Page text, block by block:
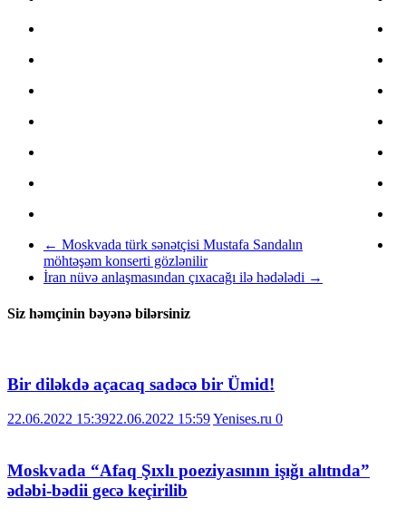
← Moskvada türk sənətçisi Mustafa Sandalın
möhtəşəm konserti gözlənilir
İran nüvə anlaşmasından çıxacağı ilə hədələdi →
Siz həmçinin bəyənə bilərsiniz
Bir diləkdə açacaq sadəcə bir Ümid!
22.06.2022 15:3922.06.2022 15:59Yenises.ru 0
Moskvada “Afaq Şıxlı poeziyasının işığı alıtnda”
ədəbi-bədii gecə keçirilib